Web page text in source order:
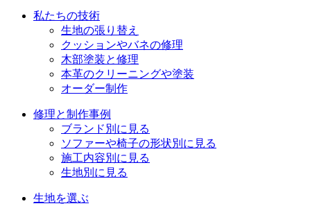
私たちの技術
生地の張り替え
クッションやバネの修理
木部塗装と修理
本革のクリーニングや塗装
オーダー制作
修理と制作事例
ブランド別に見る
ソファーや椅子の形状別に見る
施工内容別に見る
生地別に見る
生地を選ぶ